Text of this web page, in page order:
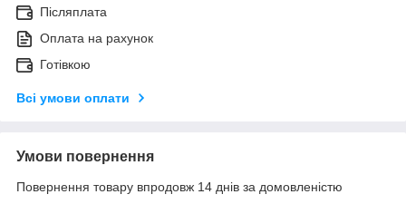
Післяплата
Оплата на рахунок
Готівкою
Всі умови оплати
Умови повернення
Повернення товару впродовж 14 днів за домовленістю